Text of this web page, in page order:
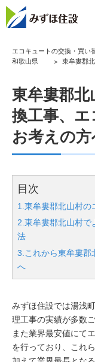
エコキュートの交換・買い
和歌山県
東牟婁郡
東牟婁郡
換工事、
お考えの方
目次
1.東牟婁郡北山村の
2.東牟婁郡北山村で
法
3.これから東牟婁郡
へ
みずほ住設では湯浅
理工事の実績が多数ご
また業界最安値にて
を行っており、これ